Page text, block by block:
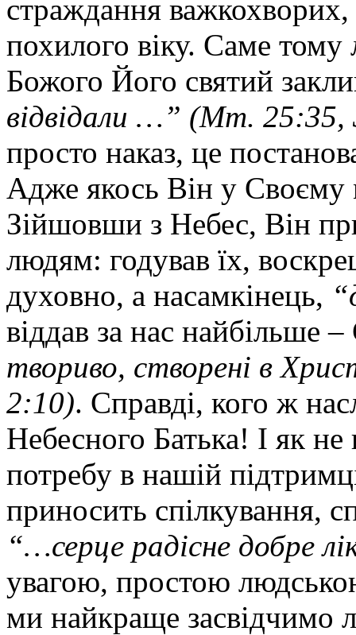
страждання
похилого віку. Саме тому
Божого Його святий
відвідали …” (Мт. 25:35,
просто наказ, це
Адже якось Він у Своєму
Зійшовши з Небес, Він
людям: годував їх,
духовно, а насамкінець,
віддав за нас найбільше
твориво, створені в
2:10). Справді, кого ж
Небесного Батька! І як
потребу в нашій
приносить спілкування,
“…серце радісне добре
увагою, простою
ми найкраще засвідчимо